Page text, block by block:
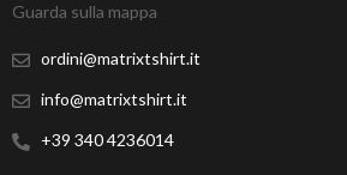
Guarda sulla mappa
ordini@matrixtshirt.it
info@matrixtshirt.it
+39 340 4236014